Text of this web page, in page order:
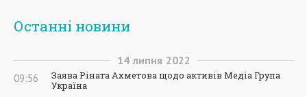
Останні новини
14 липня 2022
09:56
Заява Ріната Ахметова щодо активів Медіа Група
Україна